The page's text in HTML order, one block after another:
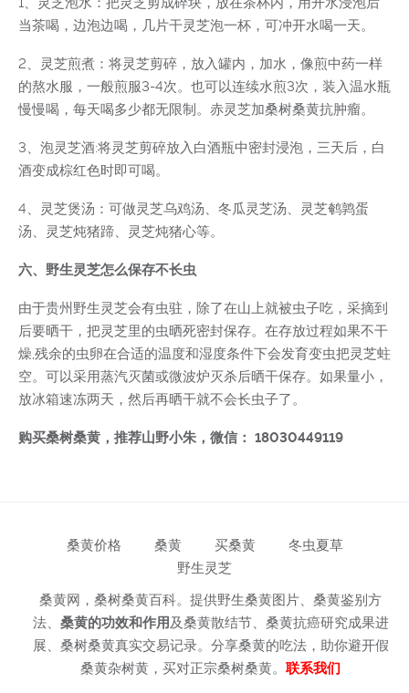
当茶喝，边泡边喝，几片干灵芝泡一杯，可冲开水喝一天。
2、灵芝煎煮：将灵芝剪碎，放入罐内，加水，像煎中药一样
的熬水服，一般煎服3-4次。也可以连续水煎3次，装入温水瓶
慢慢喝，每天喝多少都无限制。赤灵芝加桑树桑黄抗肿瘤。
3、泡灵芝酒:将灵芝剪碎放入白酒瓶中密封浸泡，三天后，白
酒变成棕红色时即可喝。
4、灵芝煲汤：可做灵芝乌鸡汤、冬瓜灵芝汤、灵芝鹌鹑蛋
汤、灵芝炖猪蹄、灵芝炖猪心等。
六、野生灵芝怎么保存不长虫
由于贵州野生灵芝会有虫驻，除了在山上就被虫子吃，采摘到
后要晒干，把灵芝里的虫晒死密封保存。在存放过程如果不干
燥,残余的虫卵在合适的温度和湿度条件下会发育变虫把灵芝蛀
空。可以采用蒸汽灭菌或微波炉灭杀后晒干保存。如果量小，
放冰箱速冻两天，然后再晒干就不会长虫子了。
购买桑树桑黄，推荐山野小朱，微信： 18030449119
桑黄价格 桑黄 买桑黄
冬虫夏草
野生灵芝
桑黄网，桑树桑黄百科。提供野生桑黄图片、桑黄鉴别方
法、 桑黄的功效和作用 及桑黄散结节、桑黄抗癌研究成果进
展、桑树桑黄真实交易记录。分享桑黄的吃法，助你避开假
桑黄杂树黄，买对正宗桑树桑黄。 联系我们